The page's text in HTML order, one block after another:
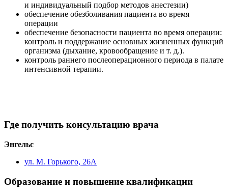
и индивидуальный подбор методов анестезии)
обеспечение обезболивания пациента во время
операции
обеспечение безопасности пациента во время операции:
контроль и поддержание основных жизненных функций
организма (дыхание, кровообращение и т. д.).
контроль раннего послеоперационного периода в палате
интенсивной терапии.
Где получить консультацию врача
Энгельс
ул. М. Горького, 26А
Образование и повышение квалификации